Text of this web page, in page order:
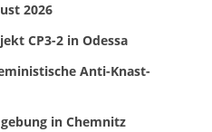
2026
CP3-2 in Odessa
Anti-Knast-
in Chemnitz